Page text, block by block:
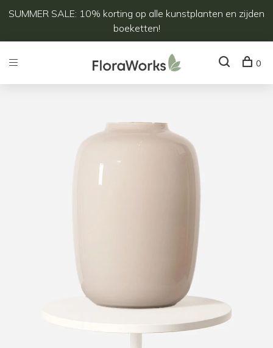
SUMMER SALE: 10% korting op alle kunstplanten en zijden
boeketten!
0